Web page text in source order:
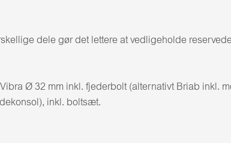
dele gør det lettere at vedligeholde
Ø 32 mm inkl. fjederbolt (alternativt Briab inkl.
inkl. boltsæt.